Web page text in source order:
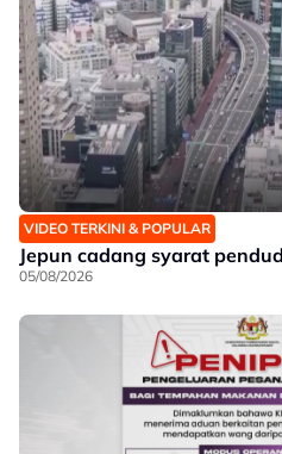
VIDEO TERKINI & POPULAR
Jepun cadang syarat
05/08/2026